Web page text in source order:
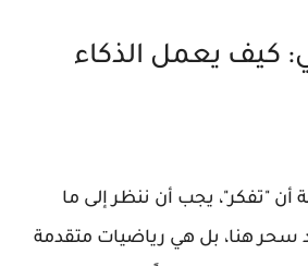
كيف يعمل الذكاء
أن "تفكر"، يجب أن ننظر إلى ما
سحر هنا، بل هي رياضيات متقدمة